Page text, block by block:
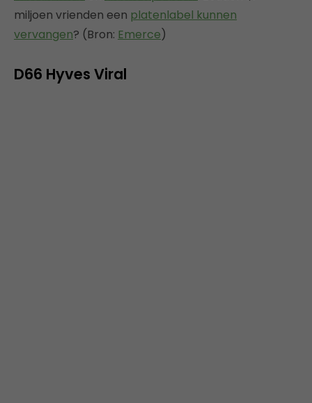
miljoen vrienden een platenlabel kunnen
vervangen? (Bron: Emerce)
D66 Hyves Viral